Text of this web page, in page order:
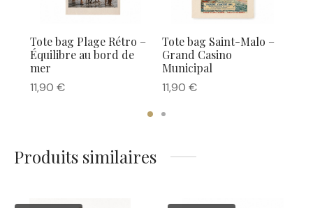
Tote bag Plage Rétro –
Équilibre au bord de
mer
11,90 €
Tote bag Saint-Malo –
Grand Casino
Municipal
11,90 €
Produits similaires